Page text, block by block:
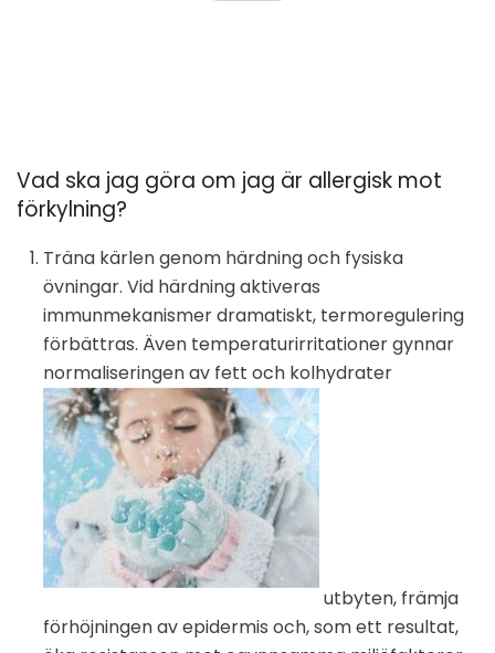
Vad ska jag göra om jag är allergisk mot
förkylning?
Träna kärlen genom härdning och fysiska
övningar. Vid härdning aktiveras
immunmekanismer dramatiskt, termoregulering
förbättras. Även temperaturirritationer gynnar
normaliseringen av fett och kolhydrater
utbyten, främja
förhöjningen av epidermis och, som ett resultat,